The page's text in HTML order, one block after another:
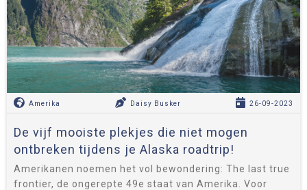
Amerika Daisy Busker 26-09-2023
De vijf mooiste plekjes die niet mogen
ontbreken tijdens je Alaska roadtrip!
Amerikanen noemen het vol bewondering: The last true
frontier, de ongerepte 49e staat van Amerika. Voor